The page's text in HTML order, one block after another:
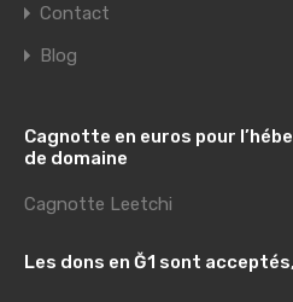
Contact
Blog
Cagnotte en euros pour
de domaine
Cagnotte Leetchi
Les dons en Ğ1 sont